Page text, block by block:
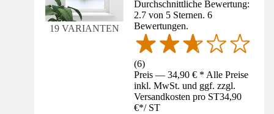
19 VARIANTEN
Durchschnittliche Bewertung:
2.7 von 5 Sternen. 6
Bewertungen.
(6)
Preis — 34,90 € * Alle Preise
inkl. MwSt. und ggf. zzgl.
Versandkosten pro ST34,90
€*/ ST